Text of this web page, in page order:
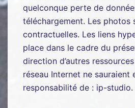
quelconque perte de
téléchargement. Les photos
contractuelles. Les liens
place dans le cadre du
direction d’autres
réseau Internet ne sauraient
responsabilité de : ip-studio.